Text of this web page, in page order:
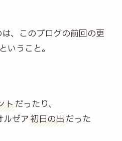
、このブログの前回の更
ということ。
トだったり、
ルゼア初日の出だった